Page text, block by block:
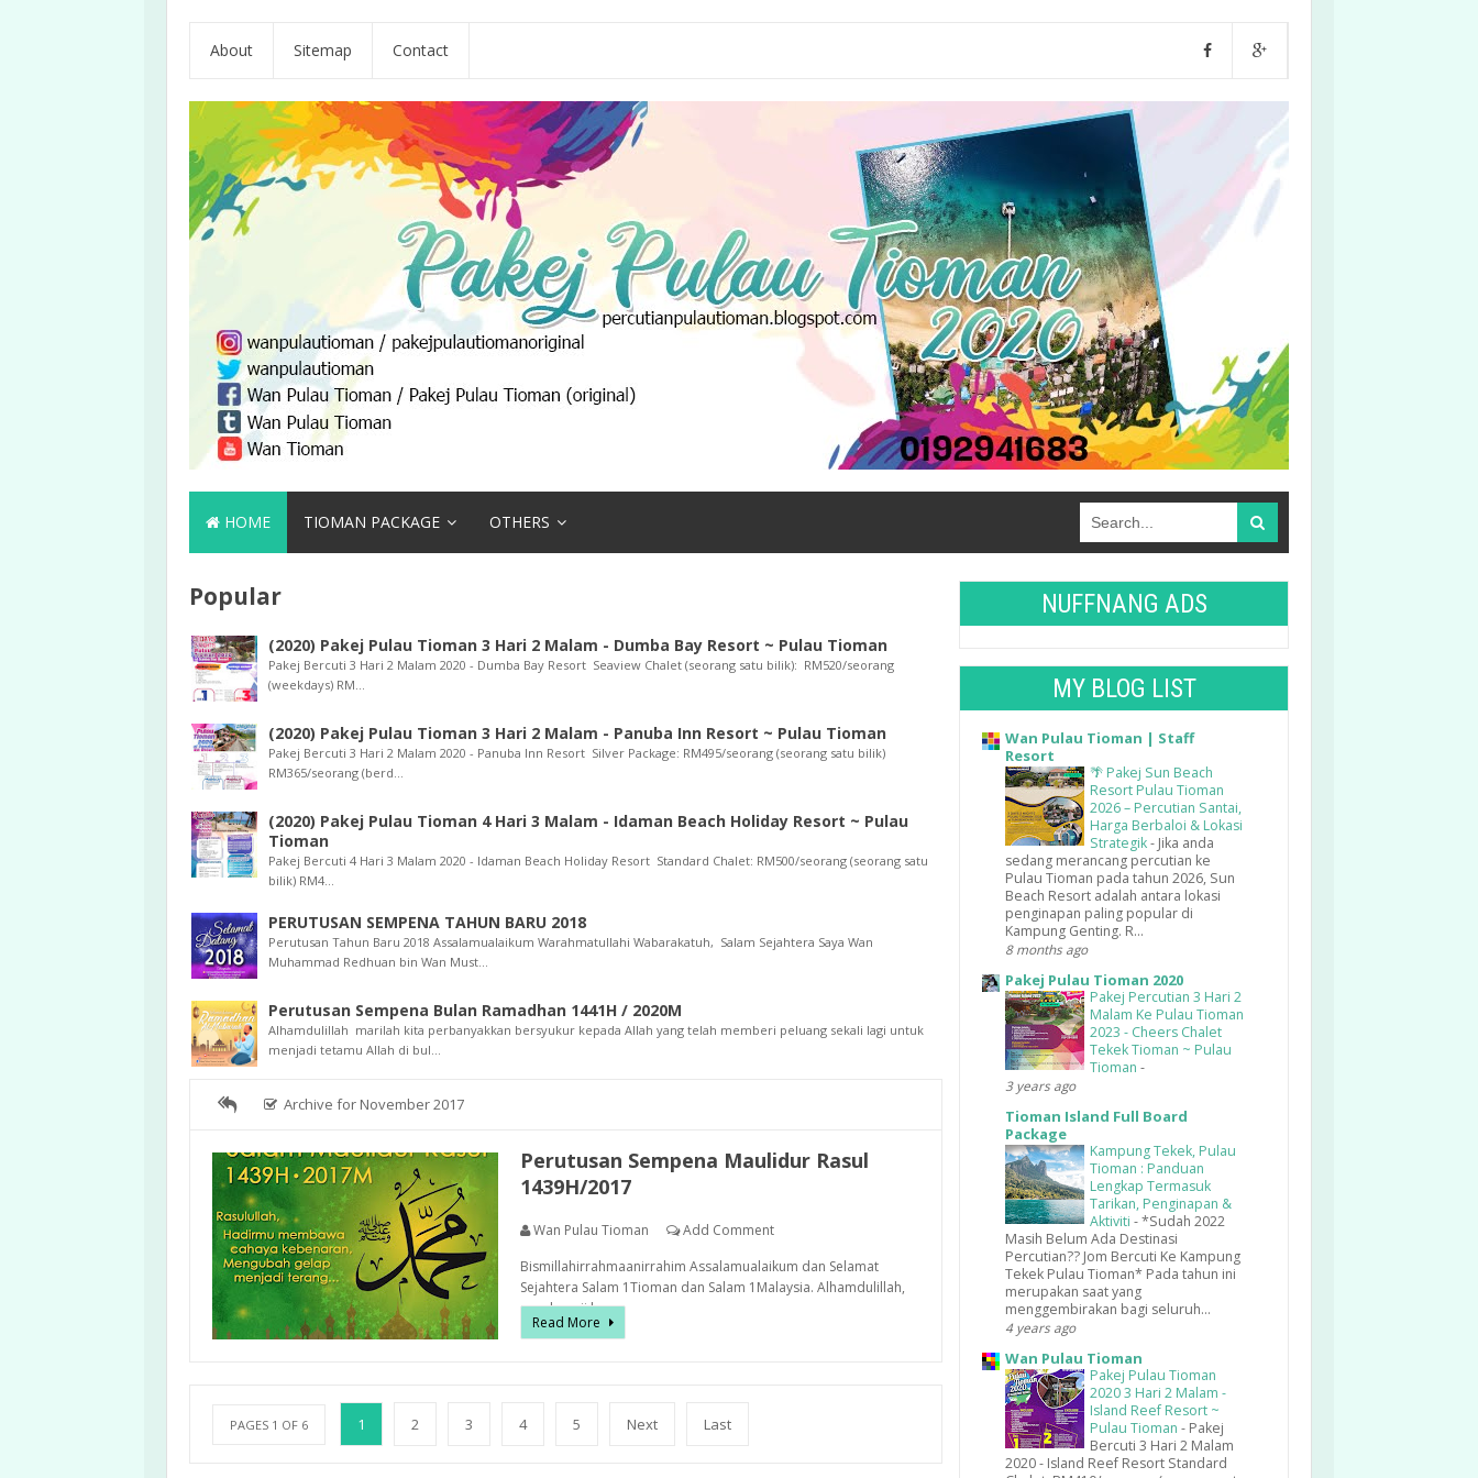
About Sitemap Contact
HOME TIOMAN PACKAGE OTHERS
Popular
(2020) Pakej Pulau Tioman 3 Hari 2 Malam - Dumba Bay Resort ~ Pulau Tioman
Pakej Bercuti 3 Hari 2 Malam 2020 - Dumba Bay Resort Seaview Chalet (seorang satu bilik): RM520/seorang
(weekdays) RM...
(2020) Pakej Pulau Tioman 3 Hari 2 Malam - Panuba Inn Resort ~ Pulau Tioman
Pakej Bercuti 3 Hari 2 Malam 2020 - Panuba Inn Resort Silver Package: RM495/seorang (seorang satu bilik)
RM365/seorang (berd...
(2020) Pakej Pulau Tioman 4 Hari 3 Malam - Idaman Beach Holiday Resort ~ Pulau
Tioman
Pakej Bercuti 4 Hari 3 Malam 2020 - Idaman Beach Holiday Resort Standard Chalet: RM500/seorang (seorang satu
bilik) RM4...
PERUTUSAN SEMPENA TAHUN BARU 2018
Perutusan Tahun Baru 2018 Assalamualaikum Warahmatullahi Wabarakatuh, Salam Sejahtera Saya Wan
Muhammad Redhuan bin Wan Must...
Perutusan Sempena Bulan Ramadhan 1441H / 2020M
Alhamdulillah marilah kita perbanyakkan bersyukur kepada Allah yang telah memberi peluang sekali lagi untuk
menjadi tetamu Allah di bul...
Archive for November 2017
Perutusan Sempena Maulidur Rasul
1439H/2017
Wan Pulau Tioman
Add Comment
Bismillahirrahmaanirrahim Assalamualaikum dan Selamat
Sejahtera Salam 1Tioman dan Salam 1Malaysia. Alhamdulillah,
segala puji b...
Read More
PAGES 1 OF 6 1 2 3 4 5 Next Last
NUFFNANG ADS
MY BLOG LIST
Wan Pulau Tioman | Staff
Resort
🌴 Pakej Sun Beach
Resort Pulau Tioman
2026 – Percutian Santai,
Harga Berbaloi & Lokasi
Strategik- Jika anda
sedang merancang percutian ke
Pulau Tioman pada tahun 2026, Sun
Beach Resort adalah antara lokasi
penginapan paling popular di
Kampung Genting. R...
8 months ago
Pakej Pulau Tioman 2020
Pakej Percutian 3 Hari 2
Malam Ke Pulau Tioman
2023 - Cheers Chalet
Tekek Tioman ~ Pulau
Tioman -
3 years ago
Tioman Island Full Board
Package
Kampung Tekek, Pulau
Tioman : Panduan
Lengkap Termasuk
Tarikan, Penginapan &
Aktiviti -*Sudah 2022
Masih Belum Ada Destinasi
Percutian?? Jom Bercuti Ke Kampung
Tekek Pulau Tioman* Pada tahun ini
merupakan saat yang
menggembirakan bagi seluruh...
4 years ago
Wan Pulau Tioman
Pakej Pulau Tioman
2020 3 Hari 2 Malam -
Island Reef Resort ~
Pulau Tioman - Pakej
Bercuti 3 Hari 2 Malam
2020 - Island Reef Resort Standard